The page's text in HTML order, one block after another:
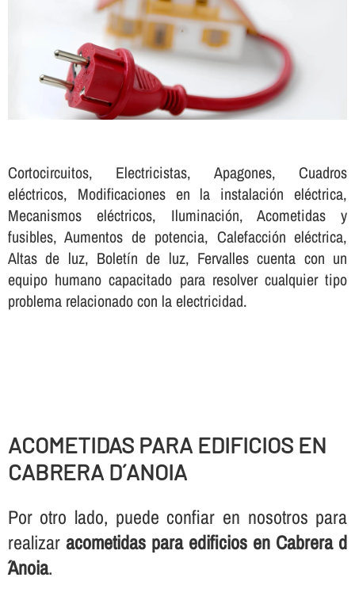
Cortocircuitos, Electricistas, Apagones, Cuadros
eléctricos, Modificaciones en la instalación eléctrica,
Mecanismos eléctricos, Iluminación, Acometidas y
fusibles, Aumentos de potencia, Calefacción eléctrica,
Altas de luz, Boletí­n de luz, Fervalles cuenta con un
equipo humano capacitado para resolver cualquier tipo
problema relacionado con la electricidad.
ACOMETIDAS PARA EDIFICIOS EN
CABRERA D´ANOIA
Por otro lado, puede confiar en nosotros para
realizar acometidas para edificios en Cabrera d
´Anoia.